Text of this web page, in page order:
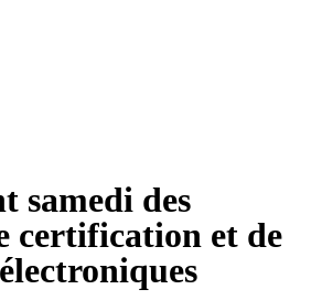
samedi des
certification et de